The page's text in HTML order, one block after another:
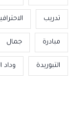
تدريب
مبادرة جمال
التبوريدة وداد